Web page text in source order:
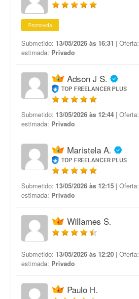
Promovida
Submetido: 13/05/2026 às 16:31 | Oferta:
estimada: Privado
Adson J S.
TOP FREELANCER PLUS
Submetido: 13/05/2026 às 12:44 | Oferta:
estimada: Privado
Maristela A.
TOP FREELANCER PLUS
Submetido: 13/05/2026 às 12:15 | Oferta:
estimada: Privado
Willames S.
Submetido: 13/05/2026 às 12:20 | Oferta:
estimada: Privado
Paulo H.